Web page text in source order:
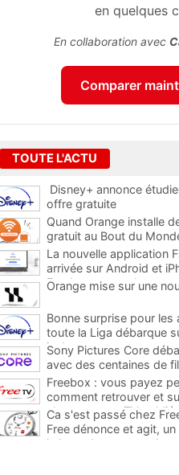
en quelques
En collaboration avec
Comparer
TOUTE L'ACTU
Disney+ annonce
offre gratuite
Quand Orange installe
gratuit au Bout du
La nouvelle application
arrivée sur Android et
Freebox, testez la
Orange mise sur une
Bonne surprise pour les
toute la Liga débarque
inclus
Sony Pictures Core
avec des centaines de
Freebox : vous payez
comment retrouver et
abonnements TV
Ca s'est passé chez
Free dénonce et agit,
le bout de son nez chez